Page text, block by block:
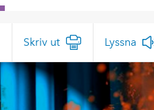
Skriv ut Lyssna